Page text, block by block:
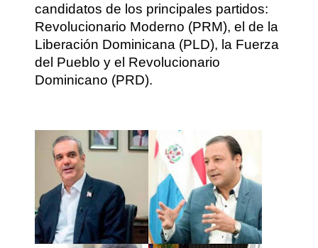
candidatos de los principales partidos:
Revolucionario Moderno (PRM), el de la
Liberación Dominicana (PLD), la Fuerza
del Pueblo y el Revolucionario
Dominicano (PRD).